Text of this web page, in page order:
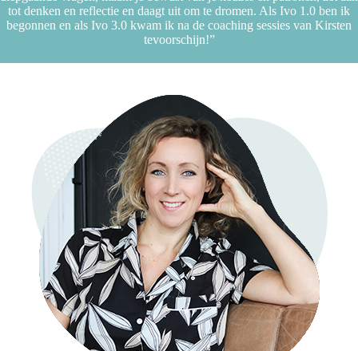
tot denken en reflectie en daagt uit om te dromen. Als Ivo 1.0 ben ik
begonnen en als Ivo 3.0 kwam ik na de coaching sessies van Kirsten
tevoorschijn!”